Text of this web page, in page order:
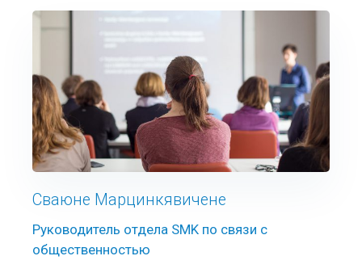
Сваюне Марцинкявичене
Руководитель отдела SMK по связи с
общественностью